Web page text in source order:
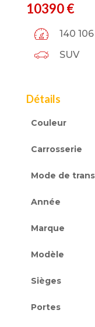
10390€
140
SUV
Détails
Couleur
Carrosserie
Mode de
Année
Marque
Modèle
Sièges
Portes